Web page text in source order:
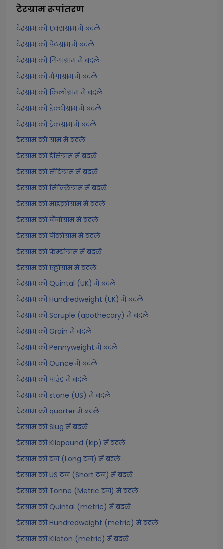
टेरग्रामरूपांतरण
टेरग्राम को एक्सग्राम में बदलें
टेरग्राम को पेटग्राम में बदलें
टेरग्राम को गिगाग्राम में बदलें
टेरग्राम को मैगाग्राम में बदलें
टेरग्राम को किलोग्राम में बदलें
टेरग्राम को हेक्टोग्राम में बदलें
टेरग्राम को डेकग्राम में बदलें
टेरग्राम को ग्राम में बदलें
टेरग्राम को डेसिग्राम में बदलें
टेरग्राम को सेंटिग्राम में बदलें
टेरग्राम को मिल्लिग्राम में बदलें
टेरग्राम को माइक्रोग्राम में बदलें
टेरग्राम को नॅनोग्राम में बदलें
टेरग्राम को पीकोग्राम में बदलें
टेरग्राम को फ़ेम्टोग्राम में बदलें
टेरग्राम को एट्टोग्राम में बदलें
टेरग्राम को Quintal (UK) में बदलें
टेरग्राम को Hundredweight (UK) में बदलें
टेरग्राम को Scruple (apothecary) में बदलें
टेरग्राम को Grain में बदलें
टेरग्राम को Pennyweight में बदलें
टेरग्राम को Ounce में बदलें
टेरग्राम को पाउंड में बदलें
टेरग्राम को stone (US) में बदलें
टेरग्राम को quarter में बदलें
टेरग्राम को Slug में बदलें
टेरग्राम को Kilopound (kip) में बदलें
टेरग्राम को टन (Long टन) में बदलें
टेरग्राम को US टन (Short टन) में बदलें
टेरग्राम को Tonne (Metric टन) में बदलें
टेरग्राम को Quintal (metric) में बदलें
टेरग्राम को Hundredweight (metric) में बदलें
टेरग्राम को Kiloton (metric) में बदलें